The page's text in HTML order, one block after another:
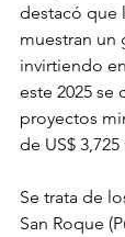
destacó que
muestran un
invirtiendo
este 2025 se
proyectos
de US$
Se trata de
San Roque